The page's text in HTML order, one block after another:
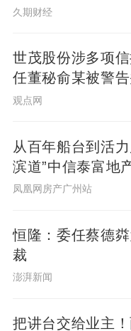
人群，但当下会
减，已无法支撑
会员店在中国为何
会员店的核心竞
大的全球供应链
同比减少7.78%
久期财经
世茂股份涉多项
任董秘俞某被警
万元
观点网
从百年船台到活
滨道”中信泰富地
秀广州&广州滨江
凤凰网房产广州站
恒隆：委任蔡德
裁
澎湃新闻
把讲台交给业主